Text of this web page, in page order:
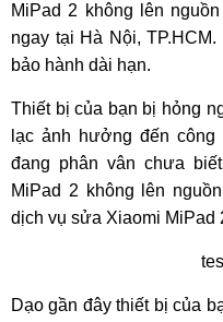
MiPad 2 không lên
ngay tại Hà Nội,
bảo hành dài hạn.
Thiết bị của bạn bị hỏng
lạc ảnh hưởng đến
đang phân vân chưa
MiPad 2 không lên
dịch vụ sửa Xiaomi MiPad
Dạo gần đây thiết bị của